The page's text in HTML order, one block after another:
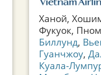
Ханой,
Фукуок,
Биллунд,
Гуанчжоу,
Куала-